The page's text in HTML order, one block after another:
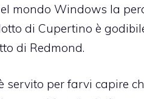
mondo Windows la
di Cupertino è
di Redmond.
per farvi capire